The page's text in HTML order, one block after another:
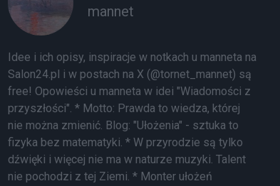
mannet
Idee i ich opisy, inspiracje w notkach u manneta na
Salon24.pl i w postach na X (@tornet_mannet) są
free! Opowieści u manneta w idei "Wiadomości z
przyszłości". * Motto: Prawda to wiedza, której
nie można zmienić. Blog: "Ułożenia" - sztuka to
fizyka bez matematyki. * W przyrodzie są tylko
dźwięki i więcej nie ma w naturze muzyki. Talent
nie pochodzi z tej Ziemi. * Monter ułożeń